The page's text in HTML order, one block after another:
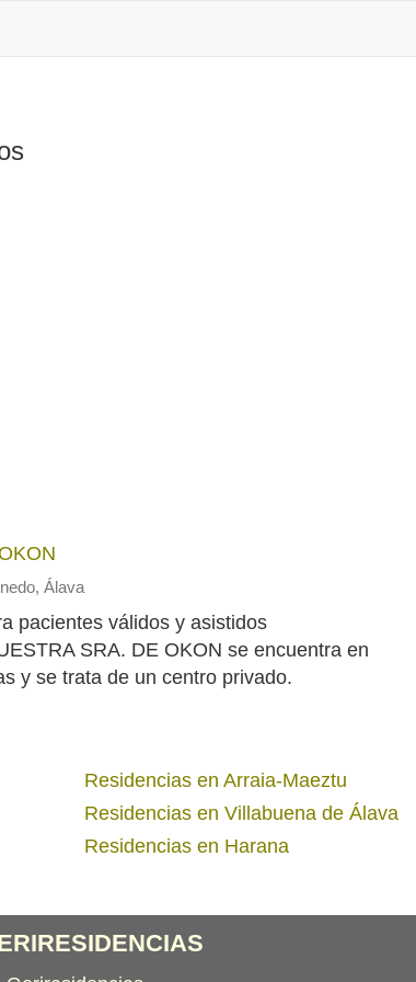
Álava
pacientes válidos y asistidos
SRA. DE OKON se encuentra en
y se trata de un centro privado.
Residencias en Arraia-Maeztu
Residencias en Villabuena de Álava
Residencias en Harana